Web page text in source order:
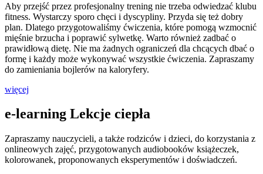
Aby przejść przez profesjonalny trening nie trzeba odwiedzać klubu
fitness. Wystarczy sporo chęci i dyscypliny. Przyda się też dobry
plan. Dlatego przygotowaliśmy ćwiczenia, które pomogą wzmocnić
mięśnie brzucha i poprawić sylwetkę. Warto również zadbać o
prawidłową dietę. Nie ma żadnych ograniczeń dla chcących dbać o
formę i każdy może wykonywać wszystkie ćwiczenia. Zapraszamy
do zamieniania bojlerów na kaloryfery.
więcej
e-learning Lekcje ciepła
Zapraszamy nauczycieli, a także rodziców i dzieci, do korzystania z
onlineowych zajęć, przygotowanych audiobooków książeczek,
kolorowanek, proponowanych eksperymentów i doświadczeń.